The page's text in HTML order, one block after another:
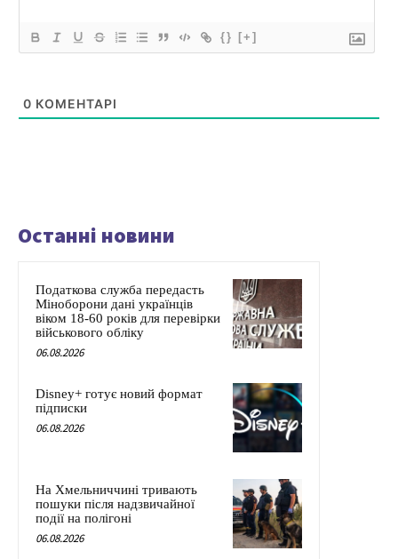
{} [+]
0 КОМЕНТАРІ
Останні новини
Податкова служба передасть
Міноборони дані українців
віком 18-60 років для перевірки
військового обліку
06.08.2026
Disney+ готує новий формат
підписки
06.08.2026
На Хмельниччині тривають
пошуки після надзвичайної
події на полігоні
06.08.2026